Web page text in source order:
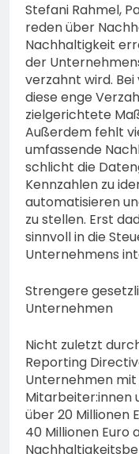
Stefani Rahmel,
reden über
Nachhaltigkeit
der
verzahnt wird.
diese enge
zielgerichtete
Außerdem fehlt
umfassende
schlicht die
Kennzahlen zu
automatisieren
zu stellen. Erst
sinnvoll in die
Unternehmens
Strengere
Unternehmen
Nicht zuletzt
Reporting
Unternehmen
Mitarbeiter:innen
über 20 Millionen
40 Millionen Euro